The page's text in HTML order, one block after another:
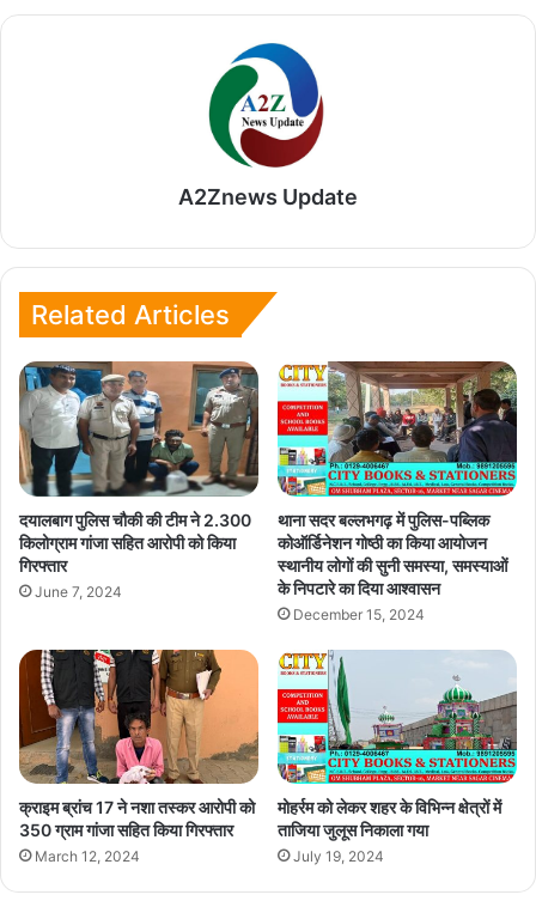
A2Znews Update
Related Articles
दयालबाग पुलिस चौकी की टीम ने 2.300
किलोग्राम गांजा सहित आरोपी को किया
गिरफ्तार
June 7, 2024
थाना सदर बल्लभगढ़ में पुलिस-पब्लिक
कोऑर्डिनेशन गोष्ठी का किया आयोजन
स्थानीय लोगों की सुनी समस्या, समस्याओं
के निपटारे का दिया आश्वासन
December 15, 2024
क्राइम ब्रांच 17 ने नशा तस्कर आरोपी को
350 ग्राम गांजा सहित किया गिरफ्तार
March 12, 2024
मोहर्रम को लेकर शहर के विभिन्न क्षेत्रों में
ताजिया जुलूस निकाला गया
July 19, 2024